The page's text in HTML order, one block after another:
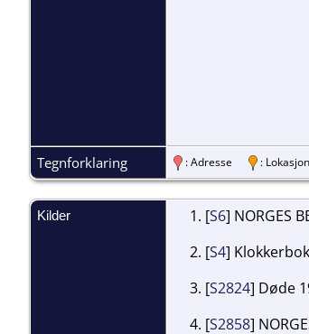
Tegnforklaring : Adresse :
Kilder [S6] NORGES
[S4]
[S2824] Døde
[S2858]